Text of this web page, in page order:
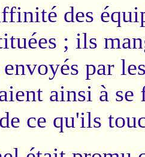
des
; ils
par
ainsi à se
ce qu'ils